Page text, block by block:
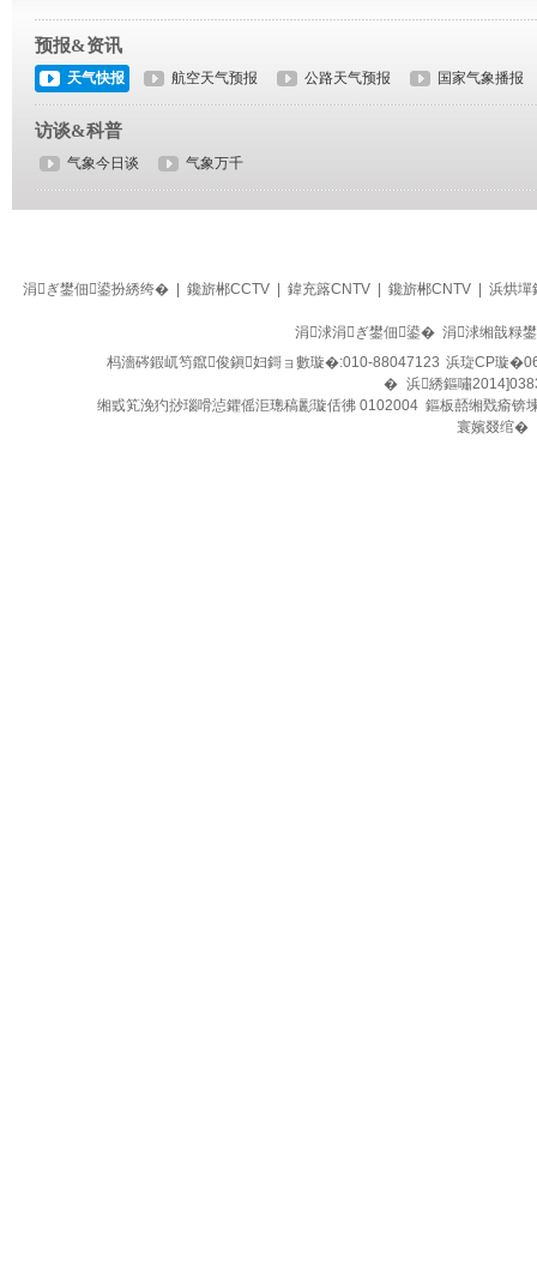
预报&资讯
天气快报 航空天气预报 公路天气预报 国家气象播报
访谈&科普
气象今日谈 气象万千
生活
涓ぎ鐢佃鍙扮綉绔� 鑱旂郴CCTV 鍏充簬CNTV 鑱旂郴CNTV 浜烘墠
涓浗涓ぎ鐢佃鍙� 涓浗缃戠粶
杩濇硶鍜屼笉鑹俊鎭妇鎶ョ數璇�:010-88047123 浜琁CP璇
� 浜綉鏂嘯
缃戜笂浼犳挱瑙嗗惉鑺傜洰璁稿彲璇佸彿 0102004 鏂板嚭缃戣瘉
寰嬪叕绾�